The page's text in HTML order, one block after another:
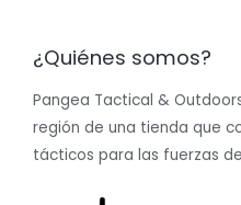
¿Quiénes somos?
Pangea Tactical &
región de una tienda que
tácticos para las fuerzas